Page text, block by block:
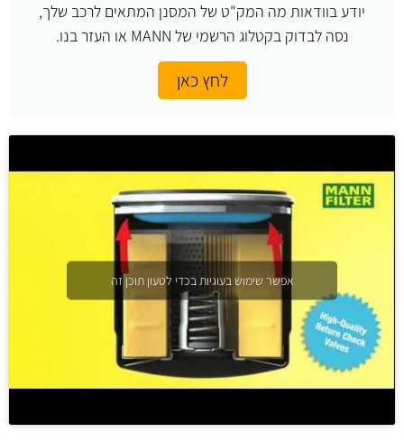
יודע בוודאות מה המק"ט של המסנן המתאים לרכב שלך,
נסה לבדוק בקטלוג הרשמי של MANN או העזר בנו.
לחץ כאן
אפשר שימוש בעוגיות בכדי לטעון תוכן זה